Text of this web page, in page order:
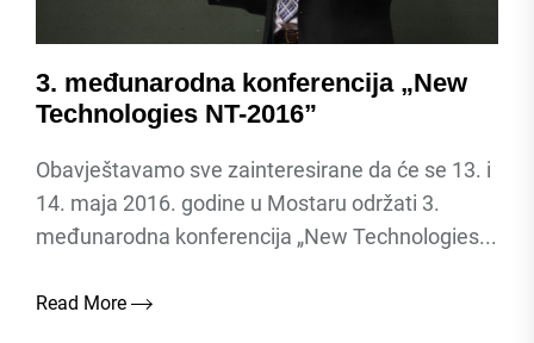
3. međunarodna konferencija „New
Technologies NT-2016”
Obavještavamo sve zainteresirane da će se 13. i
14. maja 2016. godine u Mostaru održati 3.
međunarodna konferencija „New Technologies...
Read More